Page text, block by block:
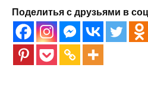
Поделитья с друзьями в